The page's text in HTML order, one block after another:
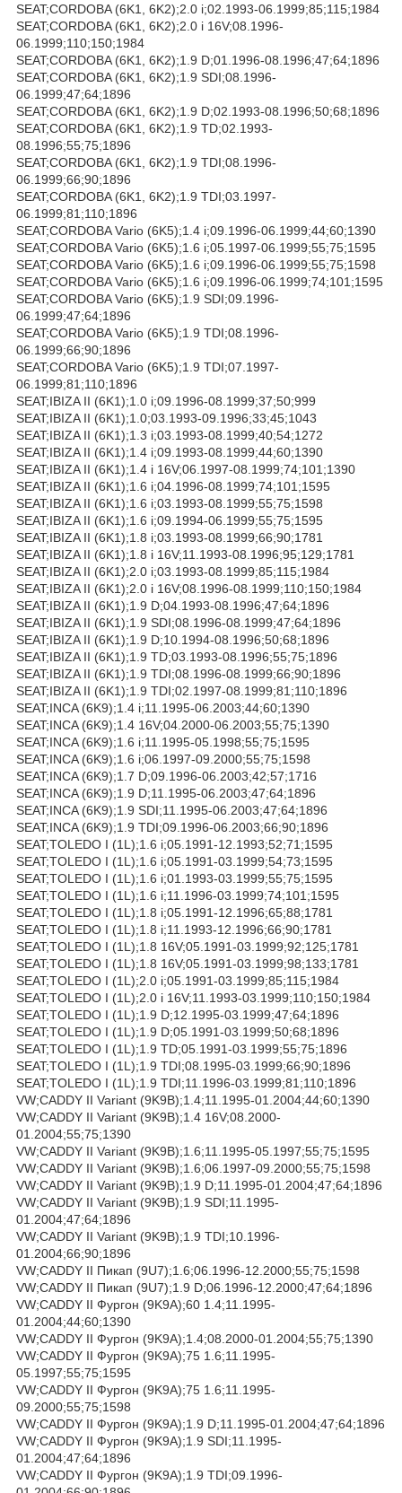
SEAT;CORDOBA (6K1, 6K2);2.0 i;02.1993-06.1999;85;115;1984
SEAT;CORDOBA (6K1, 6K2);2.0 i 16V;08.1996-
06.1999;110;150;1984
SEAT;CORDOBA (6K1, 6K2);1.9 D;01.1996-08.1996;47;64;1896
SEAT;CORDOBA (6K1, 6K2);1.9 SDI;08.1996-
06.1999;47;64;1896
SEAT;CORDOBA (6K1, 6K2);1.9 D;02.1993-08.1996;50;68;1896
SEAT;CORDOBA (6K1, 6K2);1.9 TD;02.1993-
08.1996;55;75;1896
SEAT;CORDOBA (6K1, 6K2);1.9 TDI;08.1996-
06.1999;66;90;1896
SEAT;CORDOBA (6K1, 6K2);1.9 TDI;03.1997-
06.1999;81;110;1896
SEAT;CORDOBA Vario (6K5);1.4 i;09.1996-06.1999;44;60;1390
SEAT;CORDOBA Vario (6K5);1.6 i;05.1997-06.1999;55;75;1595
SEAT;CORDOBA Vario (6K5);1.6 i;09.1996-06.1999;55;75;1598
SEAT;CORDOBA Vario (6K5);1.6 i;09.1996-06.1999;74;101;1595
SEAT;CORDOBA Vario (6K5);1.9 SDI;09.1996-
06.1999;47;64;1896
SEAT;CORDOBA Vario (6K5);1.9 TDI;08.1996-
06.1999;66;90;1896
SEAT;CORDOBA Vario (6K5);1.9 TDI;07.1997-
06.1999;81;110;1896
SEAT;IBIZA II (6K1);1.0 i;09.1996-08.1999;37;50;999
SEAT;IBIZA II (6K1);1.0;03.1993-09.1996;33;45;1043
SEAT;IBIZA II (6K1);1.3 i;03.1993-08.1999;40;54;1272
SEAT;IBIZA II (6K1);1.4 i;09.1993-08.1999;44;60;1390
SEAT;IBIZA II (6K1);1.4 i 16V;06.1997-08.1999;74;101;1390
SEAT;IBIZA II (6K1);1.6 i;04.1996-08.1999;74;101;1595
SEAT;IBIZA II (6K1);1.6 i;03.1993-08.1999;55;75;1598
SEAT;IBIZA II (6K1);1.6 i;09.1994-06.1999;55;75;1595
SEAT;IBIZA II (6K1);1.8 i;03.1993-08.1999;66;90;1781
SEAT;IBIZA II (6K1);1.8 i 16V;11.1993-08.1996;95;129;1781
SEAT;IBIZA II (6K1);2.0 i;03.1993-08.1999;85;115;1984
SEAT;IBIZA II (6K1);2.0 i 16V;08.1996-08.1999;110;150;1984
SEAT;IBIZA II (6K1);1.9 D;04.1993-08.1996;47;64;1896
SEAT;IBIZA II (6K1);1.9 SDI;08.1996-08.1999;47;64;1896
SEAT;IBIZA II (6K1);1.9 D;10.1994-08.1996;50;68;1896
SEAT;IBIZA II (6K1);1.9 TD;03.1993-08.1996;55;75;1896
SEAT;IBIZA II (6K1);1.9 TDI;08.1996-08.1999;66;90;1896
SEAT;IBIZA II (6K1);1.9 TDI;02.1997-08.1999;81;110;1896
SEAT;INCA (6K9);1.4 i;11.1995-06.2003;44;60;1390
SEAT;INCA (6K9);1.4 16V;04.2000-06.2003;55;75;1390
SEAT;INCA (6K9);1.6 i;11.1995-05.1998;55;75;1595
SEAT;INCA (6K9);1.6 i;06.1997-09.2000;55;75;1598
SEAT;INCA (6K9);1.7 D;09.1996-06.2003;42;57;1716
SEAT;INCA (6K9);1.9 D;11.1995-06.2003;47;64;1896
SEAT;INCA (6K9);1.9 SDI;11.1995-06.2003;47;64;1896
SEAT;INCA (6K9);1.9 TDI;09.1996-06.2003;66;90;1896
SEAT;TOLEDO I (1L);1.6 i;05.1991-12.1993;52;71;1595
SEAT;TOLEDO I (1L);1.6 i;05.1991-03.1999;54;73;1595
SEAT;TOLEDO I (1L);1.6 i;01.1993-03.1999;55;75;1595
SEAT;TOLEDO I (1L);1.6 i;11.1996-03.1999;74;101;1595
SEAT;TOLEDO I (1L);1.8 i;05.1991-12.1996;65;88;1781
SEAT;TOLEDO I (1L);1.8 i;11.1993-12.1996;66;90;1781
SEAT;TOLEDO I (1L);1.8 16V;05.1991-03.1999;92;125;1781
SEAT;TOLEDO I (1L);1.8 16V;05.1991-03.1999;98;133;1781
SEAT;TOLEDO I (1L);2.0 i;05.1991-03.1999;85;115;1984
SEAT;TOLEDO I (1L);2.0 i 16V;11.1993-03.1999;110;150;1984
SEAT;TOLEDO I (1L);1.9 D;12.1995-03.1999;47;64;1896
SEAT;TOLEDO I (1L);1.9 D;05.1991-03.1999;50;68;1896
SEAT;TOLEDO I (1L);1.9 TD;05.1991-03.1999;55;75;1896
SEAT;TOLEDO I (1L);1.9 TDI;08.1995-03.1999;66;90;1896
SEAT;TOLEDO I (1L);1.9 TDI;11.1996-03.1999;81;110;1896
VW;CADDY II Variant (9K9B);1.4;11.1995-01.2004;44;60;1390
VW;CADDY II Variant (9K9B);1.4 16V;08.2000-
01.2004;55;75;1390
VW;CADDY II Variant (9K9B);1.6;11.1995-05.1997;55;75;1595
VW;CADDY II Variant (9K9B);1.6;06.1997-09.2000;55;75;1598
VW;CADDY II Variant (9K9B);1.9 D;11.1995-01.2004;47;64;1896
VW;CADDY II Variant (9K9B);1.9 SDI;11.1995-
01.2004;47;64;1896
VW;CADDY II Variant (9K9B);1.9 TDI;10.1996-
01.2004;66;90;1896
VW;CADDY II Пикап (9U7);1.6;06.1996-12.2000;55;75;1598
VW;CADDY II Пикап (9U7);1.9 D;06.1996-12.2000;47;64;1896
VW;CADDY II Фургон (9K9A);60 1.4;11.1995-
01.2004;44;60;1390
VW;CADDY II Фургон (9K9A);1.4;08.2000-01.2004;55;75;1390
VW;CADDY II Фургон (9K9A);75 1.6;11.1995-
05.1997;55;75;1595
VW;CADDY II Фургон (9K9A);75 1.6;11.1995-
09.2000;55;75;1598
VW;CADDY II Фургон (9K9A);1.9 D;11.1995-01.2004;47;64;1896
VW;CADDY II Фургон (9K9A);1.9 SDI;11.1995-
01.2004;47;64;1896
VW;CADDY II Фургон (9K9A);1.9 TDI;09.1996-